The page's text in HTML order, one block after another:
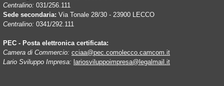
Centralino: 031/256.111
Sede secondaria: Via Tonale 28/30 - 23900 LECCO
Centralino: 0341/292.111
PEC - Posta elettronica certificata:
Camera di Commercio: cciaa@pec.comolecco.camcom.it
Lario Sviluppo Impresa: lariosviluppoimpresa@legalmail.it